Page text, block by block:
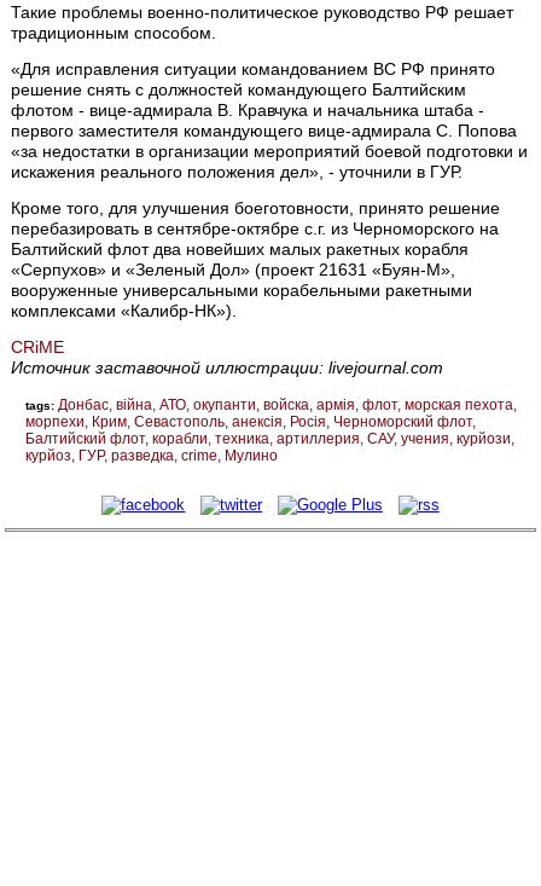
Такие проблемы военно-политическое руководство РФ решает
традиционным способом.
«Для исправления ситуации командованием ВС РФ принято
решение снять с должностей командующего Балтийским
флотом - вице-адмирала В. Кравчука и начальника штаба -
первого заместителя командующего вице-адмирала С. Попова
«за недостатки в организации мероприятий боевой подготовки и
искажения реального положения дел», - уточнили в ГУР.
Кроме того, для улучшения боеготовности, принято решение
перебазировать в сентябре-октябре с.г. из Черноморского на
Балтийский флот два новейших малых ракетных корабля
«Серпухов» и «Зеленый Дол» (проект 21631 «Буян-М»,
вооруженные универсальными корабельными ракетными
комплексами «Калибр-НК»).
CRiME
Источник заставочной иллюстрации: livejournal.com
tags: Донбас війна АТО окупанти войска армія флот морская пехота
морпехи Крим Севастополь анексія Росія Черноморский флот
Балтийский флот корабли техника артиллерия САУ учения курйози
курйоз ГУР разведка crime Мулино